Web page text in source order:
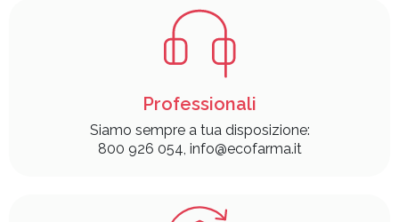
Professionali
Siamo sempre a tua disposizione:
800 926 054, info@ecofarma.it